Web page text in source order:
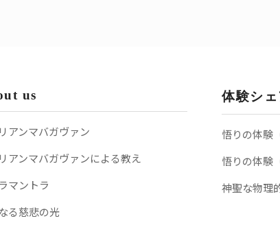
us
アンマバガヴァン
アンマバガヴァンによる教え
マントラ
る慈悲の光
体験シェ
悟りの体験
悟りの体験
神聖な物理